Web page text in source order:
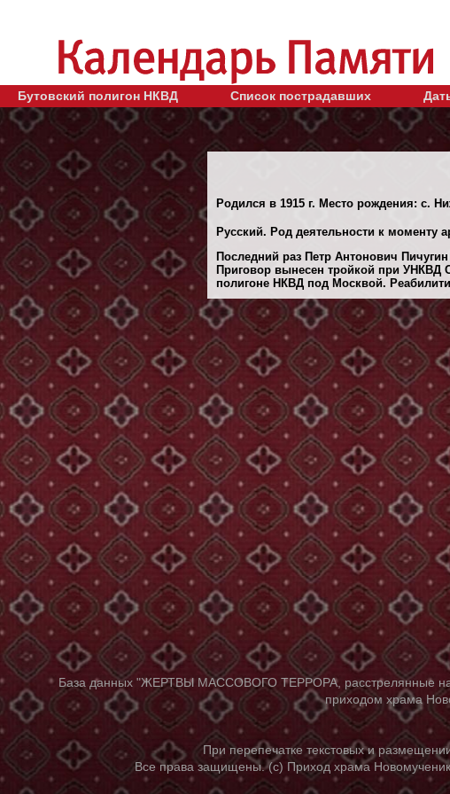
Бутовский полигон НКВД Список пострадавших
Родился в 1915 г. Место рождения: с.
Русский. Род деятельности к моменту
Последний раз Петр Антонович
Приговор вынесен тройкой при УНКВД
полигоне НКВД под Москвой.
База данных "ЖЕРТВЫ МАССОВОГО ТЕРРОРА, расстрелянные на
приходом храма
При перепечатке текстовых и
Все права защищены. (с) Приход храма